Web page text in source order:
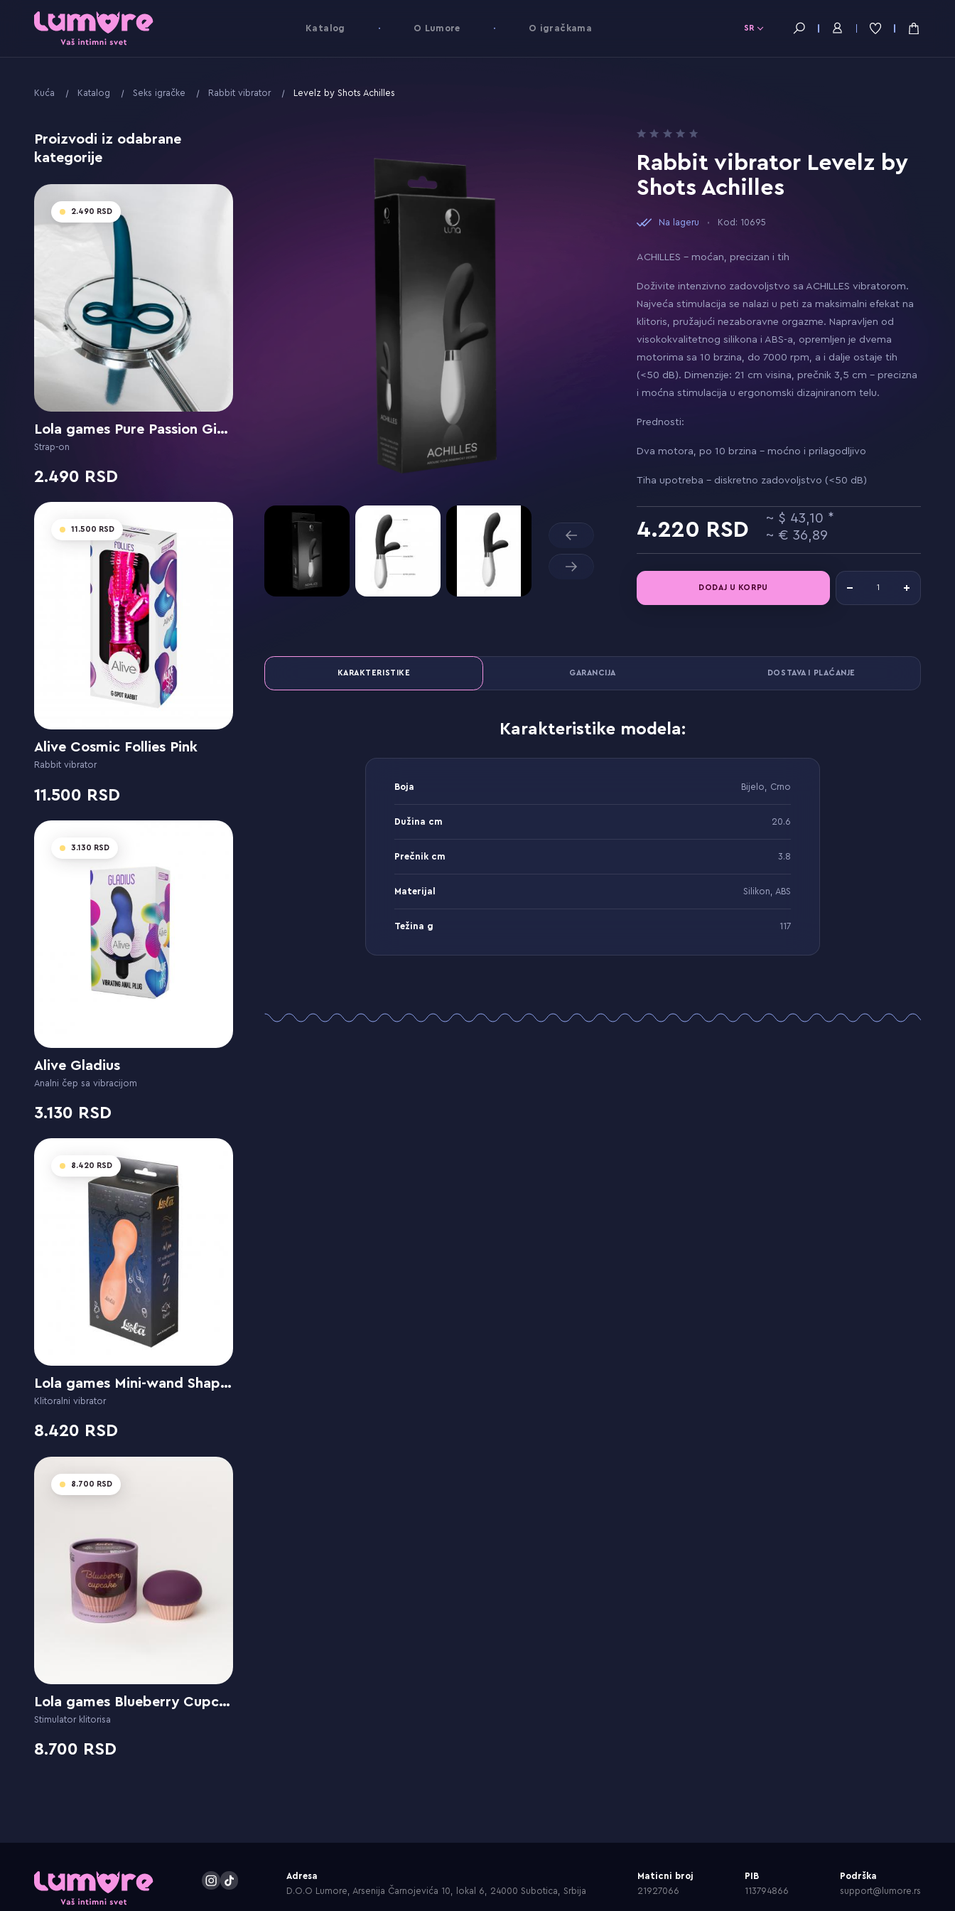
Katalog O Lumore O igračkama SR
Kuća Katalog Seks igračke Rabbit vibrator Levelz by Shots Achilles
Proizvodi iz odabrane
kategorije
2.490
Lola games Pure Passion Gimlet Green
Strap-on
2.490
11.500
Alive Cosmic Follies Pink
Rabbit vibrator
11.500
3.130
Alive Gladius
Analni čep sa vibracijom
3.130
8.420
Lola games Mini-wand Shape of Water Ocean
Klitoralni vibrator
8.420
8.700
Lola games Blueberry Cupcake
Stimulator klitorisa
8.700
Rabbit vibrator Levelz by
Shots Achilles
Na lageru Kod: 10695
ACHILLES – moćan, precizan i tih
Doživite intenzivno zadovoljstvo sa ACHILLES vibratorom.
Najveća stimulacija se nalazi u peti za maksimalni efekat na
klitoris, pružajući nezaboravne orgazme. Napravljen od
visokokvalitetnog silikona i ABS-a, opremljen je dvema
motorima sa 10 brzina, do 7000 rpm, a i dalje ostaje tih
(<50 dB). Dimenzije: 21 cm visina, prečnik 3,5 cm – precizna
i moćna stimulacija u ergonomski dizajniranom telu.
Prednosti:
Dva motora, po 10 brzina – moćno i prilagodljivo
Tiha upotreba – diskretno zadovoljstvo (<50 dB)
4.220
43,10
36,89
DODAJ U KORPU
KARAKTERISTIKE GARANCIJA DOSTAVA I PLAĆANJE
Karakteristike modela:
Boja Bijelo, Crno
Dužina cm 20.6
Prečnik cm 3.8
Materijal Silikon, ABS
Težina g 117
Adresa
D.O.O Lumore, Arsenija Čarnojevića 10, lokal 6, 24000 Subotica, Srbija
Maticni broj
21927066
PIB
113794866
Podrška
support@lumore.rs